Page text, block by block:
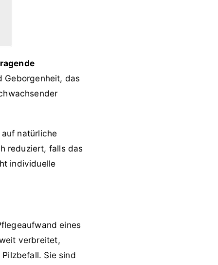
Geborgenheit, das
natürliche
reduziert, falls das
individuelle
eines
verbreitet,
Sie sind